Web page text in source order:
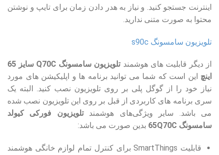
اینترنت جستجو کنید. و نیاز به هدر دادن زمان برای تایپ و نوشتن
محتوا به صورت متنی ندارید.
تلویزیون سامسونگ s90c
از دیگر قابلیت های هوشمند
تلویزیون سامسونگ Q70C سایز 65
اینچ این است که شما می توانید برنامه ها و اپلیکیشن های مورد
نیاز خود را از گوگل پلی بر روی تلویزیون نصب کنید. البته یک
سری برنامه های کاربردی از قبل بر روی این تلویزیون نصب شده
می باشد. سایر ویژگی‌های هوشمندتلویزیون فورکی کیولد
سامسونگ 65Q70C
بدین صورت می باشد:
قابلیت SmartThings برای کنترل تمام لوازم خانگی هوشمند